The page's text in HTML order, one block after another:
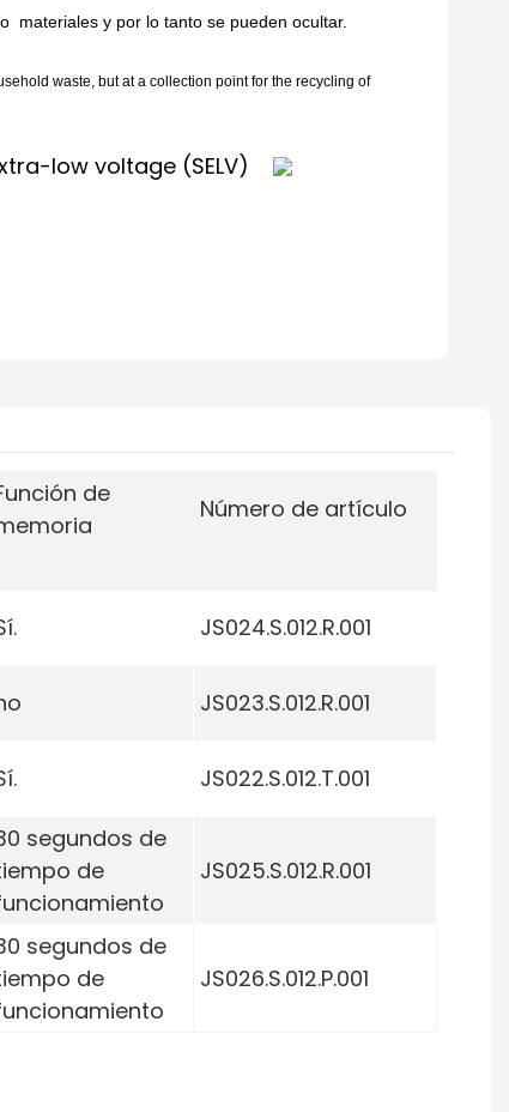
materiales y por lo tanto se pueden ocultar.
de
Número de artículo
JS024.S.012.R.001
JS023.S.012.R.001
JS022.S.012.T.001
segundos de
de
JS025.S.012.R.001
segundos de
de
JS026.S.012.P.001